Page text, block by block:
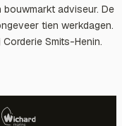
adviseur. De
tien werkdagen.
Smits-Henin.